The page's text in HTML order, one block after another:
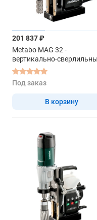
201 837 ₽
Metabo MAG 32 -
вертикально-
станок
Под заказ
В корзину